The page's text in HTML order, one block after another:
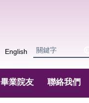
English
畢業院友 聯絡我們